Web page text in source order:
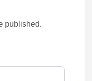
published.